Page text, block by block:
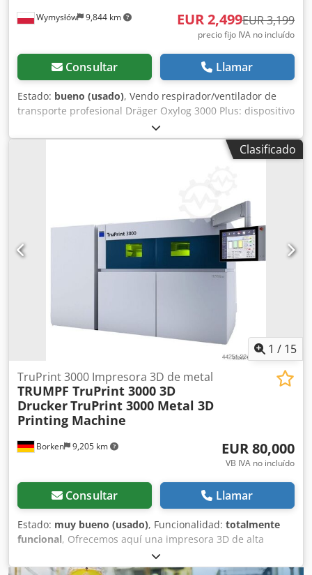
Wymysłów 9,844 km EUR 2,499EUR 3,199
precio fijo IVA no incluído
Consultar Llamar
Estado: bueno (usado), Vendo respirador/ventilador de
transporte profesional Dräger Oxylog 3000 Plus: dispositivo
utilizado en servicios de emergencia médica, ambulancias
y centros de atención sanitaria. Estado: el equipo se
enciende y funciona correctamente. La pantalla es legible,
cosméticos localizados que no afectan en absoluto al
funcionamiento ni a la operatividad del dispositivo.
Funciones: ventilación de transporte para adultos y niños;
modos de ventilación compatibles con el modelo Oxylog
3000 Plus; ajuste de parámetros respiratorios; pantalla
clara con alarmas. Equipamiento: respirador Dräger
según se muestra en las fotos. Información adicional:
equipo médico de segunda mano, vendido en el estado
exacto que se muestra en las fotos, ideal como respirador
de transporte de repuesto para ambulancias, hospitales o
Clasificado
1 / 15
Borken 9,205 km
TruPrint 3000 Impresora 3D de metal
TRUMPF TruPrint 3000 3D
DruckerTruPrint 3000 Metal 3D
Printing Machine
EUR 80,000
VB IVA no incluído
Consultar Llamar
Estado: muy bueno (usado), Funcionalidad: totalmente
funcional, Ofrecemos aquí una impresora 3D de alta
productividad para la producción industrial en serie.
Trumpf TruPrint 3000 G02 con las opciones de sensor